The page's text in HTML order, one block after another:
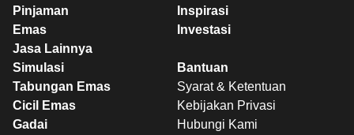
Pinjaman
Emas
Jasa Lainnya
Inspirasi
Investasi
Simulasi
Tabungan Emas
Cicil Emas
Gadai
Bantuan
Syarat & Ketentuan
Kebijakan Privasi
Hubungi Kami